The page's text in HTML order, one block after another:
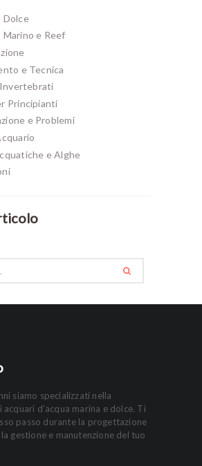
Dolce
Marino e Reef
e Tecnica
Principianti
e Problemi
e Alghe
siamo specializzati nella
d’acqua marina e dolce. Ti
passo durante la progettazione
gestione e manutenzione del tuo